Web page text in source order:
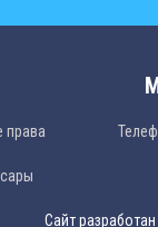
права
Сайт